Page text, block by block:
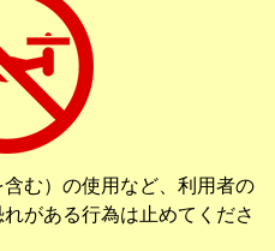
む）の使用など、利用者の
がある行為は止めてくださ